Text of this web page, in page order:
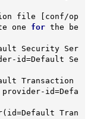
file [conf/op
one for the be
Security Ser
id=Default Se
Transaction
provider-id=Defa
(id=Default Tran